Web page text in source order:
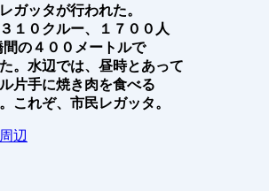
ガッタが行われた。
１０クルー、１７００人
の４００メートルで
。水辺では、昼時とあって
片手に焼き肉を食べる
これぞ、市民レガッタ。
辺